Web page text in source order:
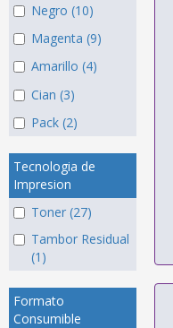
Negro (10)
Magenta (9)
Amarillo (4)
Cian (3)
Pack (2)
Tecnologia de
Impresion
Toner (27)
Tambor Residual
(1)
Formato
Consumible